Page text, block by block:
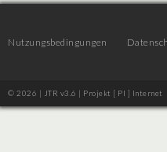
Nutzungsbedingungen
© 2026 | JTR v3.6 | Projekt [ PI ] Internet